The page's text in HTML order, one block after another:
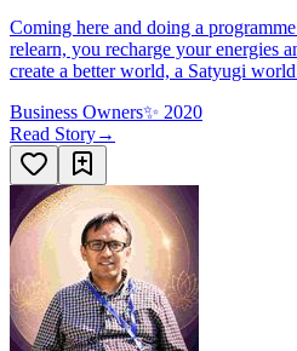
Coming here and doing a
relearn, you recharge your energies
create a better world, a Satyugi
Business Owners✨ 2020
Read Story→